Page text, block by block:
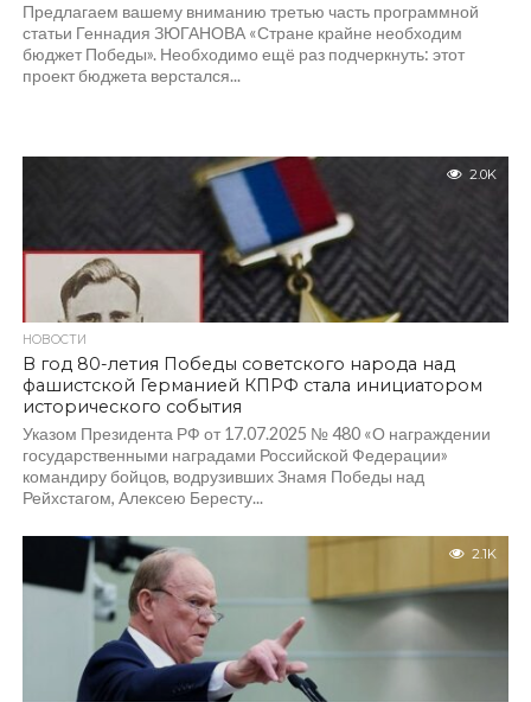
Предлагаем вашему вниманию третью часть программной
статьи Геннадия ЗЮГАНОВА «Стране крайне необходим
бюджет Победы». Необходимо ещё раз подчеркнуть: этот
проект бюджета верстался...
2.0K
НОВОСТИ
В год 80-летия Победы советского народа над
фашистской Германией КПРФ стала инициатором
исторического события
Указом Президента РФ от 17.07.2025 № 480 «О награждении
государственными наградами Российской Федерации»
командиру бойцов, водрузивших Знамя Победы над
Рейхстагом, Алексею Бересту...
2.1K